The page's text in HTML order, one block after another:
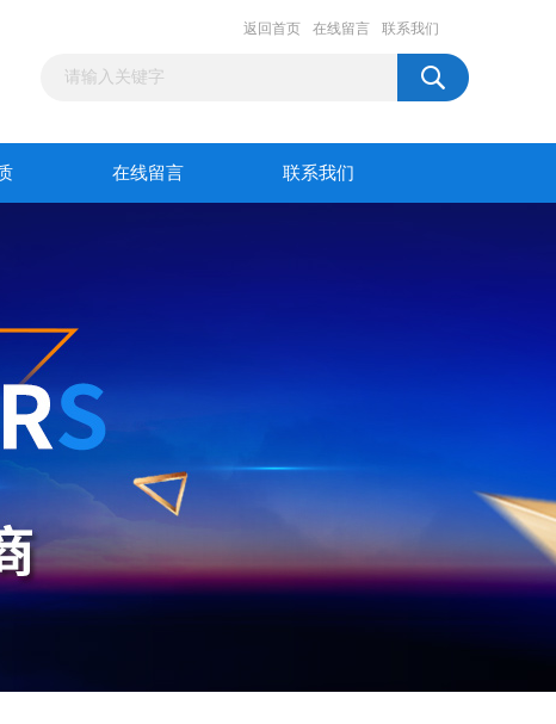
返回首页 在线留言 联系我们
在线留言 联系我们